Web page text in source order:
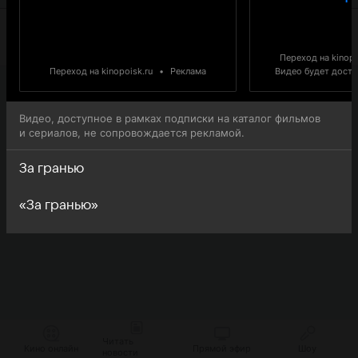
Переход на kinopoisk.ru • Реклама
Переход на
Видео будет
Видео, доступное в рамках подписки на каталог фильмов
и сериалов, не сопровождается рекламой.
За гранью
«За гранью»